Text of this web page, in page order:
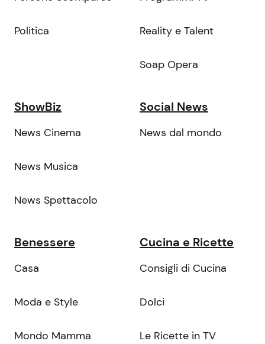
Politica Reality e Talent
Soap Opera
ShowBiz
News Cinema
News Musica
News Spettacolo
Social News
News dal mondo
Benessere
Casa
Moda e Style
Mondo Mamma
Cucina e Ricette
Consigli di Cucina
Dolci
Le Ricette in TV